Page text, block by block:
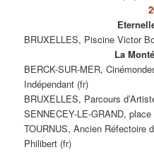
BRUXELLES, Piscine Victor
La
BERCK-SUR-MER,
Indépendant (fr)
BRUXELLES, Parcours
SENNECEY-LE-GRAND,
TOURNUS, Ancien Réfectoire
Philibert (fr)